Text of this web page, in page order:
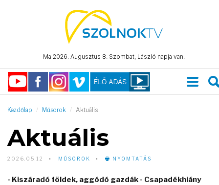
Ma 2026. Augusztus 8. Szombat, László napja van.
Kezdőlap Műsorok Aktuális
Aktuális
2026.05.12 MŰSOROK NYOMTATÁS
- Kiszáradó földek, aggódó gazdák - Csapadékhiány